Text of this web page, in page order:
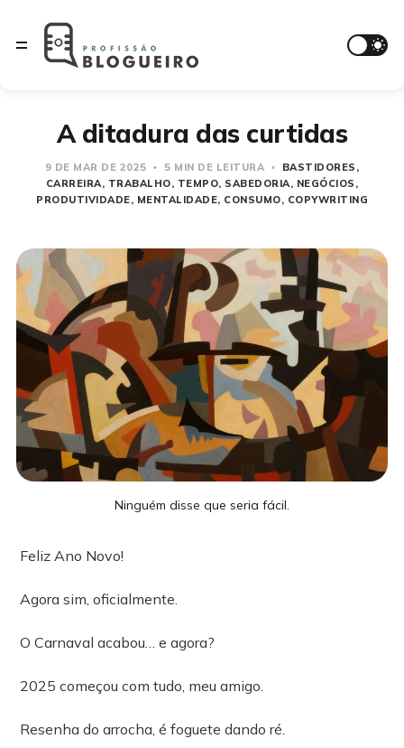
A ditadura das curtidas
9 DE MAR DE 2025 5 MIN DE LEITURA
BASTIDORES
CARREIRA TRABALHO TEMPO SABEDORIA NEGÓCIOS
PRODUTIVIDADE
MENTALIDADE CONSUMO COPYWRITING
Ninguém disse que seria fácil.
Feliz Ano Novo!
Agora sim, oficialmente.
O Carnaval acabou… e agora?
2025 começou com tudo, meu amigo.
Resenha do arrocha, é foguete dando ré.